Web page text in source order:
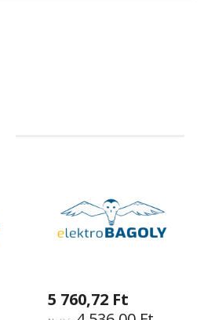
5 760,72 Ft